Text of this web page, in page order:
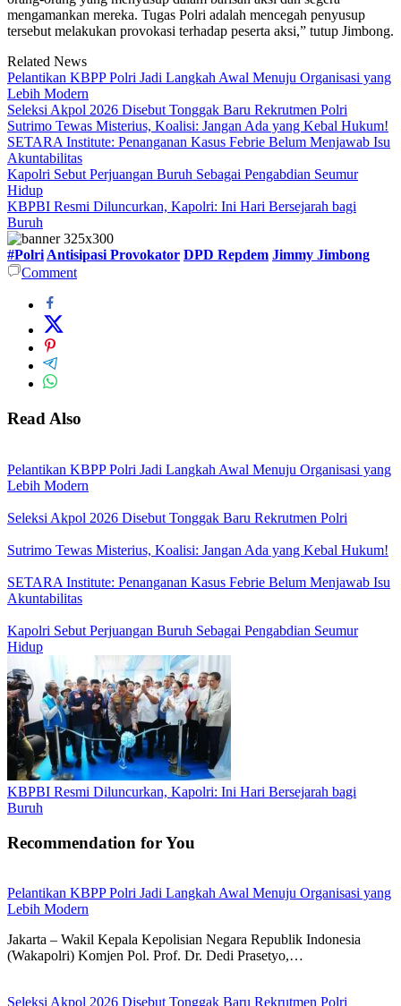
mengamankan mereka. Tugas Polri adalah mencegah penyusup
tersebut melakukan provokasi terhadap peserta aksi,” tutup Jimbong.
Related News
Pelantikan KBPP Polri Jadi Langkah Awal Menuju Organisasi yang
Lebih Modern
Seleksi Akpol 2026 Disebut Tonggak Baru Rekrutmen Polri
Sutrimo Tewas Misterius, Koalisi: Jangan Ada yang Kebal Hukum!
SETARA Institute: Penanganan Kasus Febrie Belum Menjawab Isu
Akuntabilitas
Kapolri Sebut Perjuangan Buruh Sebagai Pengabdian Seumur
Hidup
KBPBI Resmi Diluncurkan, Kapolri: Ini Hari Bersejarah bagi
Buruh
#PolriAntisipasi Provokator DPD Repdem Jimmy Jimbong
Comment
Read Also
Pelantikan KBPP Polri Jadi Langkah Awal Menuju Organisasi yang
Lebih Modern
Seleksi Akpol 2026 Disebut Tonggak Baru Rekrutmen Polri
Sutrimo Tewas Misterius, Koalisi: Jangan Ada yang Kebal Hukum!
SETARA Institute: Penanganan Kasus Febrie Belum Menjawab Isu
Akuntabilitas
Kapolri Sebut Perjuangan Buruh Sebagai Pengabdian Seumur
Hidup
KBPBI Resmi Diluncurkan, Kapolri: Ini Hari Bersejarah bagi
Buruh
Recommendation for You
Pelantikan KBPP Polri Jadi Langkah Awal Menuju Organisasi yang
Lebih Modern
Jakarta – Wakil Kepala Kepolisian Negara Republik Indonesia
(Wakapolri) Komjen Pol. Prof. Dr. Dedi Prasetyo,…
Seleksi Akpol 2026 Disebut Tonggak Baru Rekrutmen Polri